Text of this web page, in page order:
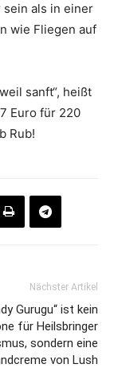
sein als in einer
wie Fliegen auf
sanft“, heißt
Euro für 220
Rub!
Nächster Artikel
Gurugu“ ist kein
für Heilsbringer
sondern eine
von Lush